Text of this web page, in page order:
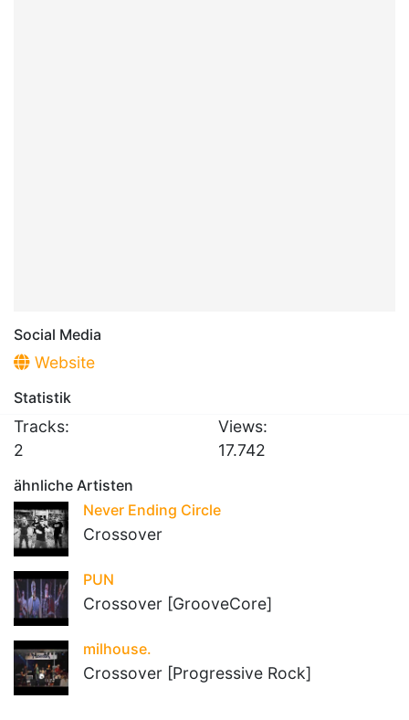
Social Media
Website
Statistik
Tracks:
2
Views:
17.742
ähnliche Artisten
Never Ending Circle
Crossover
PUN
Crossover [GrooveCore]
milhouse.
Crossover [Progressive Rock]